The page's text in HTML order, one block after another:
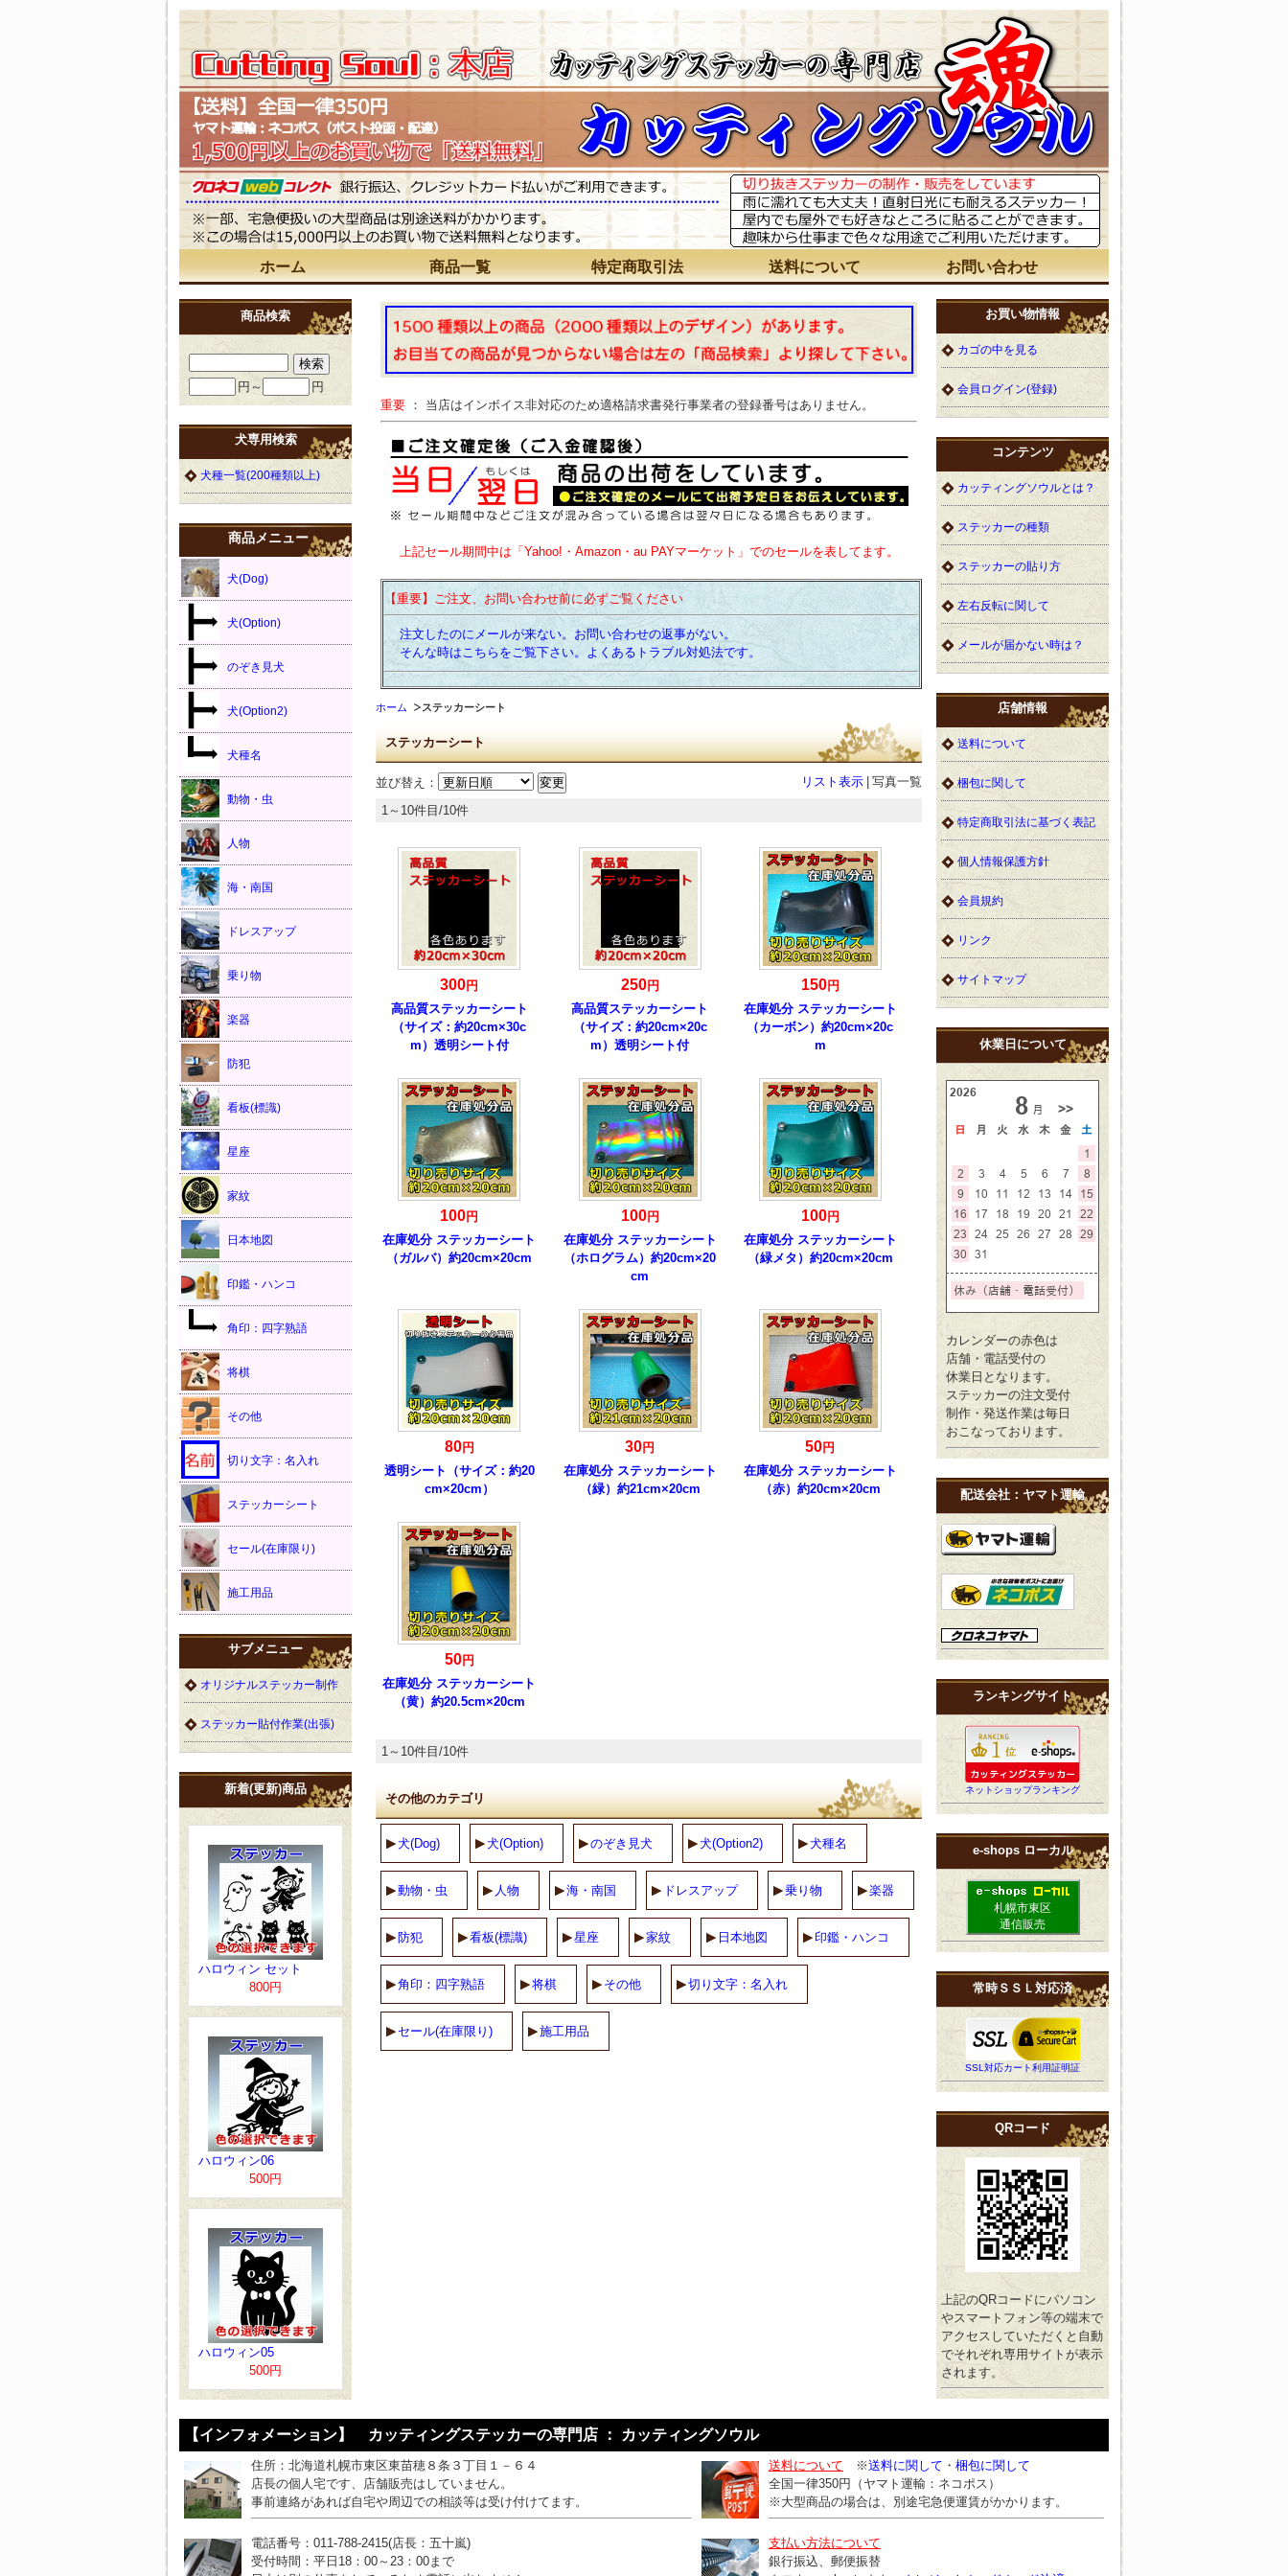
ホーム 商品一覧 特定商取引法 送料について お問い合わせ
重要 ： 当店はインボイス非対応のため適格請求書発行事業者の登録番号はありません。
上記セール期間中は「Yahoo!・Amazon・au PAYマーケット」でのセールを表してます。
【重要】ご注文、お問い合わせ前に必ずご覧ください
注文したのにメールが来ない。お問い合わせの返事がない。
そんな時はこちらをご覧下さい。よくあるトラブル対処法です。
ホーム ステッカーシート
ステッカーシート
リスト表示 写真一覧
並び替え：
1～10件目/10件
300円
高品質ステッカーシート
（サイズ：約20cm×30c
m）透明シート付
250円
高品質ステッカーシート
（サイズ：約20cm×20c
m）透明シート付
150円
在庫処分 ステッカーシート
（カーボン）約20cm×20c
m
100円
在庫処分 ステッカーシート
（ガルバ）約20cm×20cm
100円
在庫処分 ステッカーシート
（ホログラム）約20cm×20
cm
100円
在庫処分 ステッカーシート
（緑メタ）約20cm×20cm
80円
透明シート（サイズ：約20
cm×20cm）
30円
在庫処分 ステッカーシート
（緑）約21cm×20cm
50円
在庫処分 ステッカーシート
（赤）約20cm×20cm
50円
在庫処分 ステッカーシート
（黄）約20.5cm×20cm
1～10件目/10件
その他のカテゴリ
犬(Dog) 犬(Option) のぞき見犬 犬(Option2) 犬種名
動物・虫 人物 海・南国 ドレスアップ 乗り物 楽器
防犯 看板(標識) 星座 家紋 日本地図 印鑑・ハンコ
角印：四字熟語 将棋 その他 切り文字：名入れ
セール(在庫限り) 施工用品
商品検索
円～ 円
犬専用検索
犬種一覧(200種類以上)
商品メニュー
犬(Dog)
犬(Option)
のぞき見犬
犬(Option2)
犬種名
動物・虫
人物
海・南国
ドレスアップ
乗り物
楽器
防犯
看板(標識)
星座
家紋
日本地図
印鑑・ハンコ
角印：四字熟語
将棋
その他
切り文字：名入れ
ステッカーシート
セール(在庫限り)
施工用品
サブメニュー
オリジナルステッカー制作
ステッカー貼付作業(出張)
新着(更新)商品
ハロウィン セット
800円
ハロウィン06
500円
ハロウィン05
500円
お買い物情報
カゴの中を見る
会員ログイン(登録)
コンテンツ
カッティングソウルとは？
ステッカーの種類
ステッカーの貼り方
左右反転に関して
メールが届かない時は？
店舗情報
送料について
梱包に関して
特定商取引法に基づく表記
個人情報保護方針
会員規約
リンク
サイトマップ
休業日について
カレンダーの赤色は
店舗・電話受付の
休業日となります。
ステッカーの注文受付
制作・発送作業は毎日
おこなっております。
配送会社：ヤマト運輸
ランキングサイト
ネットショップランキング
e-shops ローカル
札幌市東区
通信販売
常時ＳＳＬ対応済
SSL対応カート利用証明証
QRコード
上記のQRコードにパソコン
やスマートフォン等の端末で
アクセスしていただくと自動
でそれぞれ専用サイトが表示
されます。
【インフォメーション】 カッティングステッカーの専門店 ： カッティングソウル
住所：北海道札幌市東区東苗穂８条３丁目１－６４
店長の個人宅です、店舗販売はしていません。
事前連絡があれば自宅や周辺での相談等は受け付けてます。
送料について ※送料に関して ・ 梱包に関して
全国一律350円（ヤマト運輸：ネコポス）
※大型商品の場合は、別途宅急便運賃がかかります。
電話番号：011-788-2415(店長：五十嵐)
受付時間：平日18：00～23：00まで
支払い方法について
銀行振込、郵便振替